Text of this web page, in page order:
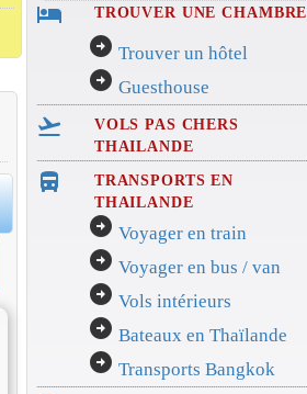
hotel TROUVER UNE CHAMBRE
arrow_circle_right Trouver un hôtel
arrow_circle_right Guesthouse
flight_takeoff
VOLS PAS CHERS
THAILANDE
directions_bus_filled
TRANSPORTS EN
THAILANDE
arrow_circle_right Voyager en train
arrow_circle_right Voyager en bus / van
arrow_circle_right Vols intérieurs
arrow_circle_right Bateaux en Thaïlande
arrow_circle_right Transports Bangkok